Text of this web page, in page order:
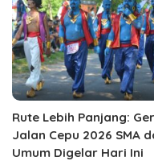
Rute Lebih Panjang:
Jalan Cepu 2026 SMA
Umum Digelar Hari Ini